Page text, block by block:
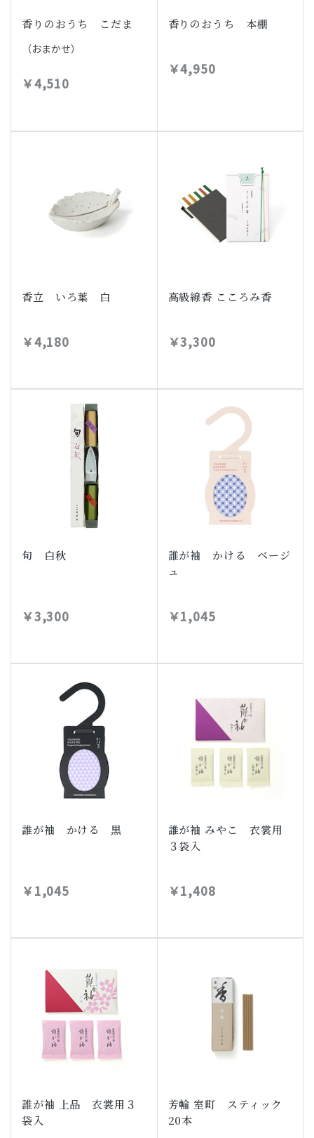
香りのおうち こだま
（おまかせ）
￥4,510
香りのおうち 本棚
￥4,950
香立 いろ葉 白
￥4,180
高級線香 こころみ香
￥3,300
旬 白秋
￥3,300
誰が袖 かける ベージ
ュ
￥1,045
誰が袖 かける 黒
￥1,045
誰が袖 みやこ 衣裳用
３袋入
￥1,408
誰が袖 上品 衣裳用３
袋入
芳輪 室町 スティック
20本